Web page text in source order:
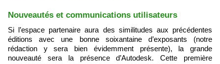
Nouveautés et communications utilisateurs
Si l’espace partenaire aura des similitudes aux précédentes
éditions avec une bonne soixantaine d’exposants (notre
rédaction y sera bien évidemment présente), la grande
nouveauté sera la présence d’Autodesk. Cette première